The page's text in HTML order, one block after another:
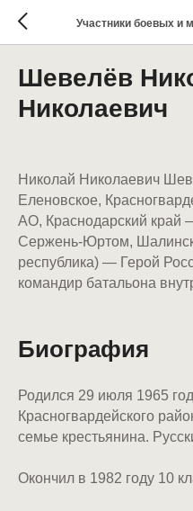
Участники боевых и
Шевелёв
Николаевич
Николай Николаевич
Еленовское,
АО, Краснодарский край
Сержень-Юртом,
республика) — Герой
командир батальона
Биография
Родился 29 июля 1965
Красногвардейского
семье крестьянина.
Окончил в 1982 году 10